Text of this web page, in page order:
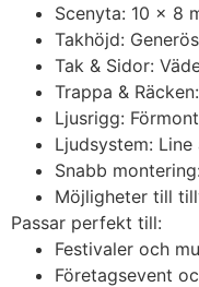
Scenyta: 10 x 8
Takhöjd:
Tak & Sidor:
Trappa &
Ljusrigg:
Ljudsystem:
Snabb
Möjligheter till
Passar perfekt till:
Festivaler och
Företagsevent